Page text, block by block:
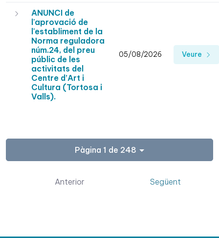
ANUNCI de
l'aprovació de
l'establiment de la
Norma reguladora
núm.24, del preu
públic de les
activitats del
Centre d’Art i
Cultura (Tortosa i
Valls).
05/08/2026 Veure
Pàgina 1 de 248
Anterior Següent